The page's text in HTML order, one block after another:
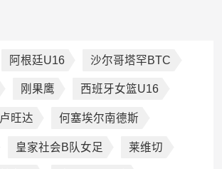
阿根廷U16 沙尔哥塔罕BTC
刚果鹰 西班牙女篮U16
卢旺达 何塞埃尔南德斯
皇家社会B队女足 莱维切